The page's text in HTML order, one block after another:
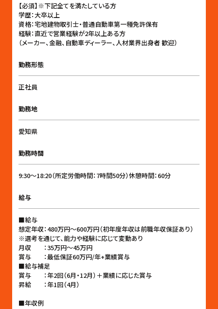
【必須】※下記全てを満たしている方
学歴：大卒以上
資格：宅地建物取引士・普通自動車第一種免許保有
経験：直近で営業経験が2年以上ある方
（メーカー、金融、自動車ディーラー、人材業界出身者 歓迎）
勤務形態
正社員
勤務地
愛知県
勤務時間
9:30〜18:20（所定労働時間：7時間50分）休憩時間：60分
給与
■給与
想定年収：480万円〜600万円（初年度年収は前職年収保証あり）
※選考を通じて、能力や経験に応じて変動あり
月収 ：35万円〜45万円
賞与 ：最低保証60万円/年+業績賞与
■給与補足
賞与 ：年2回（6月・12月）＋業績に応じた賞与
昇給 ：年1回（4月）
■年収例